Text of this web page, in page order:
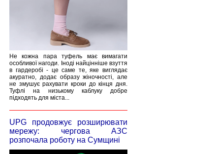
Не кожна пара туфель має вимагати
особливої нагоди. Іноді найцінніше взуття
в гардеробі - це саме те, яке виглядає
акуратно, додає образу жіночності, але
не змушує рахувати кроки до кінця дня.
Туфлі на низькому каблуку добре
підходять для міста...
UPG продовжує розширювати
мережу: чергова АЗС
розпочала роботу на Сумщині